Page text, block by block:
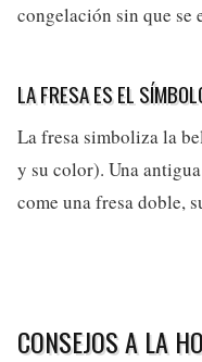
congelación sin que se
LA FRESA ES EL
La fresa simboliza la
y su color). Una
come una fresa doble,
CONSEJOS A LA